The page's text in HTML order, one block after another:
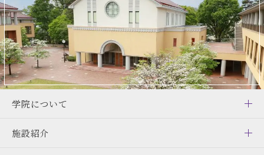
学院について
施設紹介